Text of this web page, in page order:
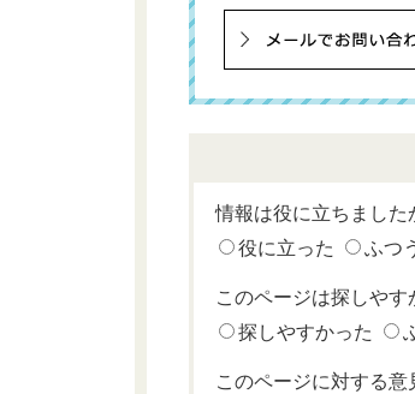
情報は役に立ちました
役に立った
ふつ
このページは探しやす
探しやすかった
このページに対する意